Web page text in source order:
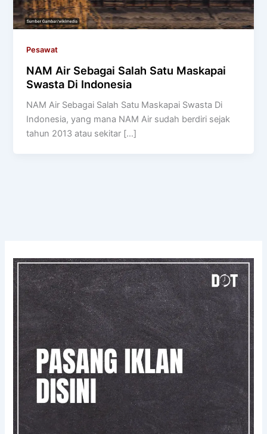
Pesawat
NAM Air Sebagai Salah Satu Maskapai
Swasta Di Indonesia
NAM Air Sebagai Salah Satu Maskapai Swasta Di
Indonesia, yang mana NAM Air sudah berdiri sejak
tahun 2013 atau sekitar […]